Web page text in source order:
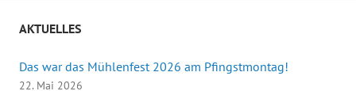
AKTUELLES
Das war das Mühlenfest 2026 am Pfingstmontag!
22. Mai 2026